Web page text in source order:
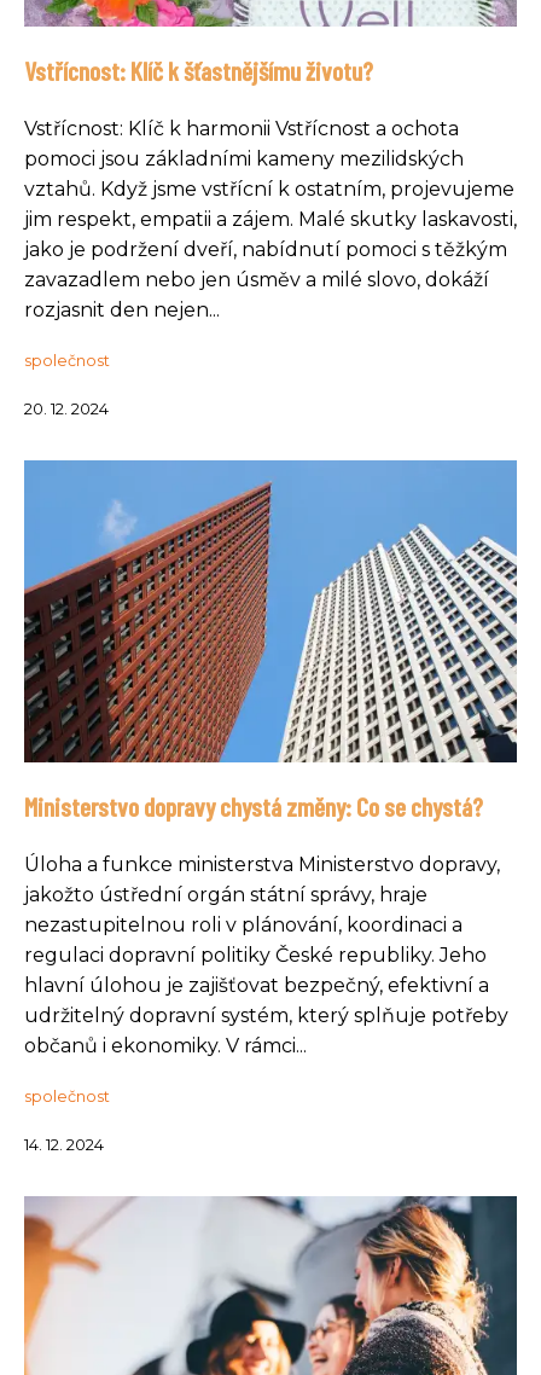
Vstřícnost: Klíč k šťastnějšímu životu?
Vstřícnost: Klíč k harmonii Vstřícnost a ochota
pomoci jsou základními kameny mezilidských
vztahů. Když jsme vstřícní k ostatním, projevujeme
jim respekt, empatii a zájem. Malé skutky laskavosti,
jako je podržení dveří, nabídnutí pomoci s těžkým
zavazadlem nebo jen úsměv a milé slovo, dokáží
rozjasnit den nejen...
společnost
20. 12. 2024
Ministerstvo dopravy chystá změny: Co se chystá?
Úloha a funkce ministerstva Ministerstvo dopravy,
jakožto ústřední orgán státní správy, hraje
nezastupitelnou roli v plánování, koordinaci a
regulaci dopravní politiky České republiky. Jeho
hlavní úlohou je zajišťovat bezpečný, efektivní a
udržitelný dopravní systém, který splňuje potřeby
občanů i ekonomiky. V rámci...
společnost
14. 12. 2024